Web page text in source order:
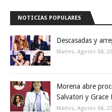
NOTICIAS POPULARES
Descasadas y
Martes, Agosto 04,
Morena abre
Salvatori y Grace
Martes, Agosto 04,